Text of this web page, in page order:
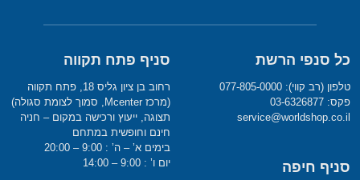
כל סנפי הרשת
טלפון (רב קווי): 077-805-0000
פקס: 03-6326877
service@worldshop.co.il
סניף חיפה
סניף פתח תקווה
רחוב בן ציון גליס 18, פתח תקווה
(מרכז Mcenter, סמוך לצומת סגולה)
תצוגה, ייעוץ ורכישה במקום – חניה
חינם וחופשית במתחם
בימים א’ – ה’ : 9:00 – 20:00
יום ו’ : 9:00 – 14:00